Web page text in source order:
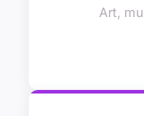
Art,